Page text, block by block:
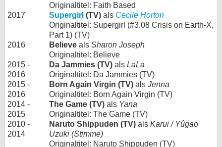
Originaltitel: Faith Based
2017
Supergirl (TV) als Cecile Horton
Originaltitel: Supergirl (#3.08 Crisis on Earth-X,
Part 1) (TV)
2016
Believe als Sharon Joseph
Originaltitel: Believe
2015 -
2016
Da Jammies (TV) als LaLa
Originaltitel: Da Jammies (TV)
2015 -
2016
Born Again Virgin (TV) als Jenna
Originaltitel: Born Again Virgin (TV)
2014 -
2015
The Game (TV) als Yana
Originaltitel: The Game (TV)
2010 -
2014
Naruto Shippuden (TV) als Karui / Yûgao
Uzuki (Stimme)
Originaltitel: Naruto Shippuden (TV)